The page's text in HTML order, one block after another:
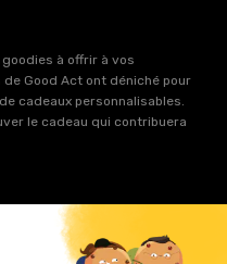
à offrir à vos
Good Act ont déniché pour
cadeaux personnalisables.
le cadeau qui contribuera
avec vos valeurs ? Ca
présents sur Good Act